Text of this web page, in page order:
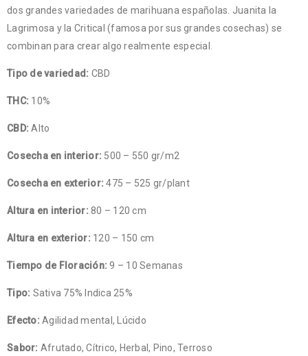
dos grandes variedades de marihuana españolas. Juanita la
Lagrimosa y la Critical (famosa por sus grandes cosechas) se
combinan para crear algo realmente especial.
Tipo de variedad: CBD
THC: 10%
CBD: Alto
Cosecha en interior: 500 – 550 gr/m2
Cosecha en exterior: 475 – 525 gr/plant
Altura en interior: 80 – 120 cm
Altura en exterior: 120 – 150 cm
Tiempo de Floración: 9 – 10 Semanas
Tipo: Sativa 75% Indica 25%
Efecto: Agilidad mental, Lúcido
Sabor: Afrutado, Cítrico, Herbal, Pino, Terroso